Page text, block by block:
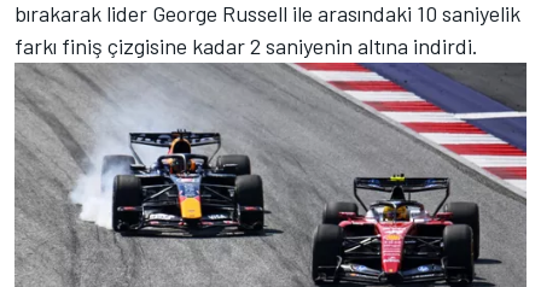
bırakarak lider George Russell ile arasındaki 10 saniyelik
farkı finiş çizgisine kadar 2 saniyenin altına indirdi.